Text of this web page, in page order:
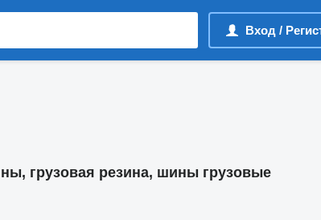
Вход /
грузовая резина, шины грузовые